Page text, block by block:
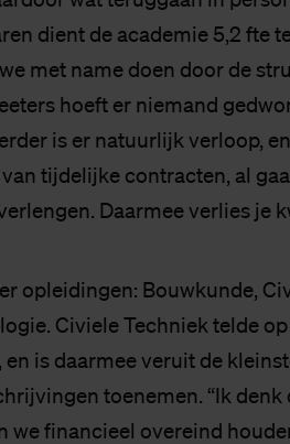
dient de academie 5,2 fte
met name doen door de
hoeft er niemand
is er natuurlijk verloop,
tijdelijke contracten, al
Daarmee verlies je
opleidingen: Bouwkunde,
Civiele Techniek telde
en is daarmee veruit de
toenemen. “Ik
we financieel overeind